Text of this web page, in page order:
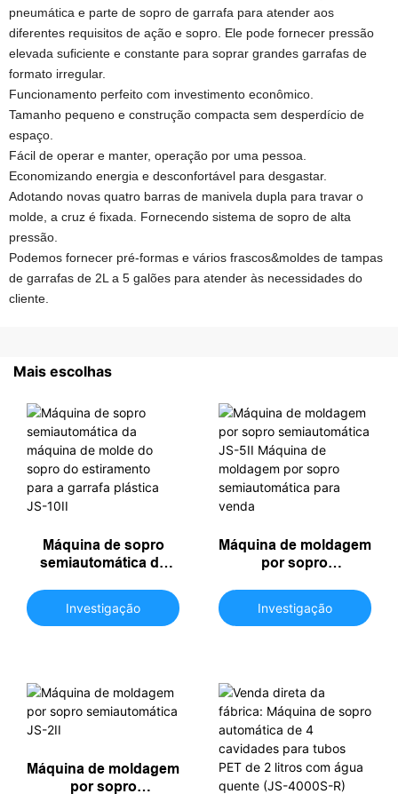
pneumática e parte de sopro de garrafa para atender aos
diferentes requisitos de ação e sopro. Ele pode fornecer pressão
elevada suficiente e constante para soprar grandes garrafas de
formato irregular.
Funcionamento perfeito com investimento econômico.
Tamanho pequeno e construção compacta sem desperdício de
espaço.
Fácil de operar e manter, operação por uma pessoa.
Economizando energia e desconfortável para desgastar.
Adotando novas quatro barras de manivela dupla para travar o
molde, a cruz é fixada. Fornecendo sistema de sopro de alta
pressão.
Podemos fornecer pré-formas e vários frascos&moldes de tampas
de garrafas de 2L a 5 galões para atender às necessidades do
cliente.
Mais escolhas
Máquina de sopro
semiautomática da
sopro do estiramento
para a garrafa plástica
Investigação
Máquina de moldagem
por sopro
Máquina de moldagem
por sopro
Investigação
Máquina de moldagem
por sopro